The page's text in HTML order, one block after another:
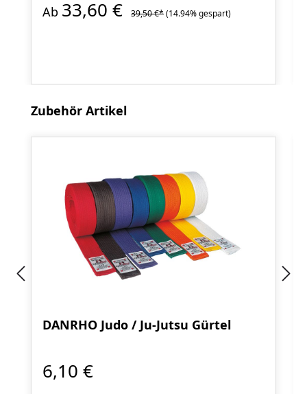
Ab 33,60 € 39,50 €*(14.94% gespart)
Produktgalerie überspringen
Zubehör Artikel
DANRHO Judo / Ju-Jutsu Gürtel
6,10 €